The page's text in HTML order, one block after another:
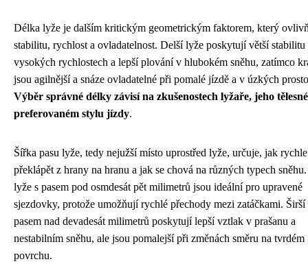
Délka lyže je dalším kritickým geometrickým faktorem, který
stabilitu, rychlost a ovladatelnost. Delší lyže poskytují větší stabilitu
vysokých rychlostech a lepší plování v hlubokém sněhu, zatímco
jsou agilnější a snáze ovladatelné při pomalé jízdě a v úzkých
Výběr správné délky závisí na zkušenostech lyžaře, jeho
preferovaném stylu jízdy.
Šířka pasu lyže, tedy nejužší místo uprostřed lyže, určuje, jak
překlápět z hrany na hranu a jak se chová na různých typech
lyže s pasem pod osmdesát pět milimetrů jsou ideální pro upravené
sjezdovky, protože umožňují rychlé přechody mezi zatáčkami. Širší
pasem nad devadesát milimetrů poskytují lepší vztlak v prašanu a
nestabilním sněhu, ale jsou pomalejší při změnách směru na tvrdém
povrchu.